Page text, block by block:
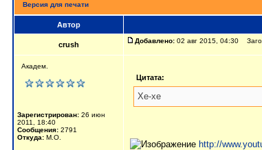
Версия для печати
Автор
crush Добавлено: 02 авг 2015, 04:30
Академ.
Зарегистрирован: 26 июн
2011, 18:40
Сообщения: 2791
Откуда: М.О.
Цитата:
Хе-хе
http://